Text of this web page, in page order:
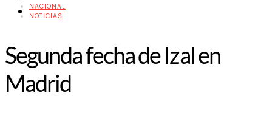
Contacto
NACIONAL
NOTICIAS
Segunda fecha de Izal en
Madrid